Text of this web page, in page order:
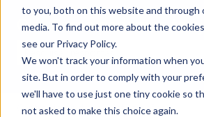
to you, both on this website and through
media. To find out more about the
see our Privacy Policy.
We won't track your information when
site. But in order to comply with your
we'll have to use just one tiny cookie so
not asked to make this choice again.
Olá. Como podemos te
Não existem sugestões porque o
Centro de ajuda Integrações